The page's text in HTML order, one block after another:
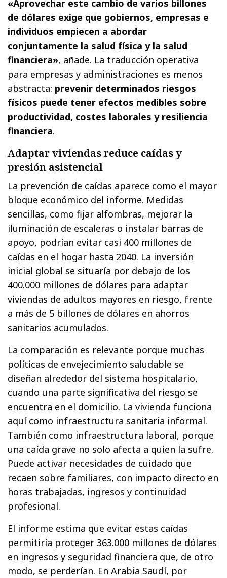
«Aprovechar este cambio de varios billones
de dólares exige que gobiernos, empresas e
individuos empiecen a abordar
conjuntamente la salud física y la salud
financiera», añade. La traducción operativa
para empresas y administraciones es menos
abstracta: prevenir determinados riesgos
físicos puede tener efectos medibles sobre
productividad, costes laborales y resiliencia
financiera.
Adaptar viviendas reduce caídas y
presión asistencial
La prevención de caídas aparece como el mayor
bloque económico del informe. Medidas
sencillas, como fijar alfombras, mejorar la
iluminación de escaleras o instalar barras de
apoyo, podrían evitar casi 400 millones de
caídas en el hogar hasta 2040. La inversión
inicial global se situaría por debajo de los
400.000 millones de dólares para adaptar
viviendas de adultos mayores en riesgo, frente
a más de 5 billones de dólares en ahorros
sanitarios acumulados.
La comparación es relevante porque muchas
políticas de envejecimiento saludable se
diseñan alrededor del sistema hospitalario,
cuando una parte significativa del riesgo se
encuentra en el domicilio. La vivienda funciona
aquí como infraestructura sanitaria informal.
También como infraestructura laboral, porque
una caída grave no solo afecta a quien la sufre.
Puede activar necesidades de cuidado que
recaen sobre familiares, con impacto directo en
horas trabajadas, ingresos y continuidad
profesional.
El informe estima que evitar estas caídas
permitiría proteger 363.000 millones de dólares
en ingresos y seguridad financiera que, de otro
modo, se perderían. En Arabia Saudí, por